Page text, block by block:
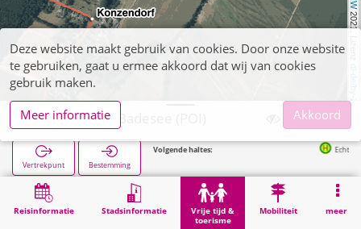
2021, Lizenz
dl-de/by-2-0
Reisinformatie Stadsinformatie
Vrije tijd &
toerisme
Mobiliteit meer
Düren, Echtz Badesee (POI)
Vertrekpunt Bestemming
Volgende haltes: Echtz Badesee in
Vrije tijd & toerisme Lokale recreatie Düren, Echtz Badesee (POI)
Deze website maakt gebruik van cookies. Door onze website
te gebruiken, gaat u ermee akkoord dat wij van cookies
gebruik maken.
Meer informatie
Akkoord